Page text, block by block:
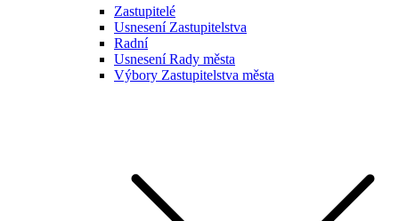
Zastupitelé
Usnesení Zastupitelstva
Radní
Usnesení Rady města
Výbory Zastupitelstva města